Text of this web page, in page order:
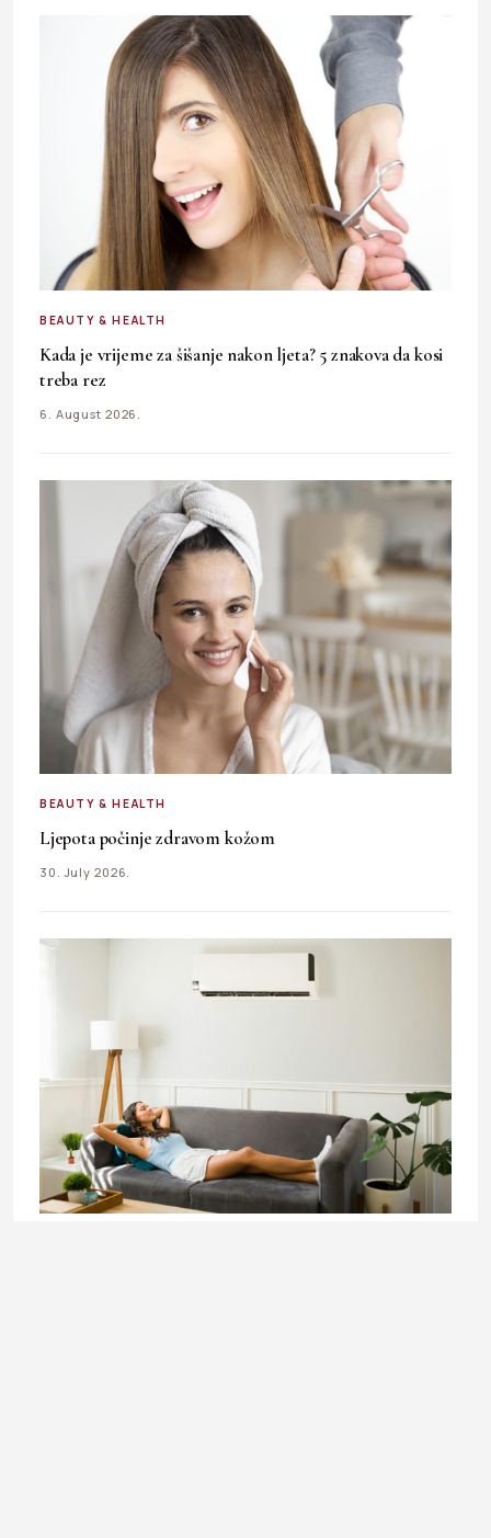
BEAUTY & HEALTH
Kada je vrijeme za šišanje nakon ljeta? 5 znakova da kosi
treba rez
6. August 2026.
BEAUTY & HEALTH
Ljepota počinje zdravom kožom
30. July 2026.